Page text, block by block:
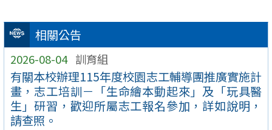
相關公告
2026-08-04 訓育組
有關本校辦理115年度校園志工輔導團推廣實施計
畫，志工培訓－「生命繪本動起來」及「玩具醫
生」研習，歡迎所屬志工報名參加，詳如說明，
請查照。